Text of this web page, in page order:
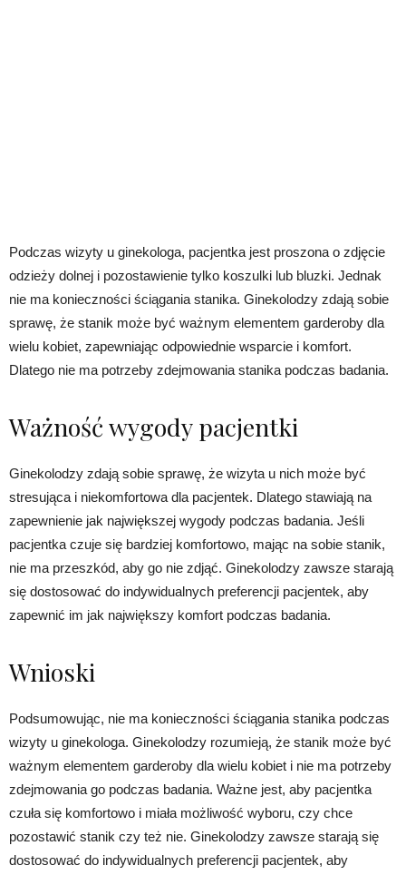
Podczas wizyty u ginekologa, pacjentka jest proszona o zdjęcie
odzieży dolnej i pozostawienie tylko koszulki lub bluzki. Jednak
nie ma konieczności ściągania stanika. Ginekolodzy zdają sobie
sprawę, że stanik może być ważnym elementem garderoby dla
wielu kobiet, zapewniając odpowiednie wsparcie i komfort.
Dlatego nie ma potrzeby zdejmowania stanika podczas badania.
Ważność wygody pacjentki
Ginekolodzy zdają sobie sprawę, że wizyta u nich może być
stresująca i niekomfortowa dla pacjentek. Dlatego stawiają na
zapewnienie jak największej wygody podczas badania. Jeśli
pacjentka czuje się bardziej komfortowo, mając na sobie stanik,
nie ma przeszkód, aby go nie zdjąć. Ginekolodzy zawsze starają
się dostosować do indywidualnych preferencji pacjentek, aby
zapewnić im jak największy komfort podczas badania.
Wnioski
Podsumowując, nie ma konieczności ściągania stanika podczas
wizyty u ginekologa. Ginekolodzy rozumieją, że stanik może być
ważnym elementem garderoby dla wielu kobiet i nie ma potrzeby
zdejmowania go podczas badania. Ważne jest, aby pacjentka
czuła się komfortowo i miała możliwość wyboru, czy chce
pozostawić stanik czy też nie. Ginekolodzy zawsze starają się
dostosować do indywidualnych preferencji pacjentek, aby